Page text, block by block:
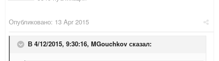
Опубликовано: 13 Apr 2015
В 4/12/2015, 9:30:16, MGouchkov сказал: